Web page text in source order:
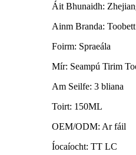
Áit Bhunaidh:
Ainm Branda: Toobett
Foirm: Spraeála
Mír: Seampú Tirim
Am Seilfe: 3 bliana
Toirt: 150ML
OEM/ODM: Ar fáil
Íocaíocht: TT LC